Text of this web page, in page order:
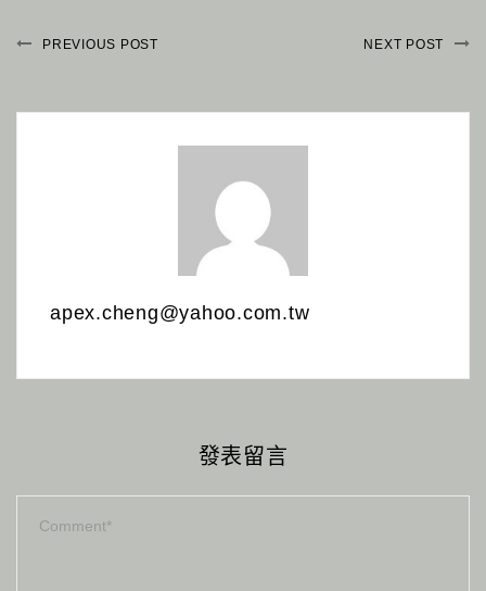
PREVIOUS POST NEXT POST
apex.cheng@yahoo.com.tw
發表留言